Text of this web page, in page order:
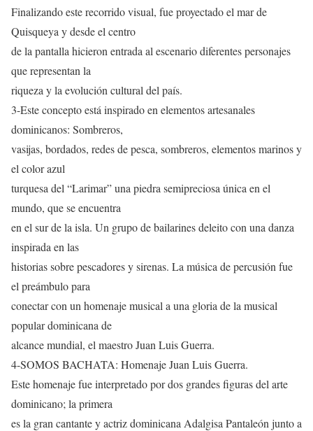
Finalizando este recorrido visual, fue proyectado el mar de
Quisqueya y desde el centro
de la pantalla hicieron entrada al escenario diferentes personajes
que representan la
riqueza y la evolución cultural del país.
3-Este concepto está inspirado en elementos artesanales
dominicanos: Sombreros,
vasijas, bordados, redes de pesca, sombreros, elementos marinos y
el color azul
turquesa del “Larimar” una piedra semipreciosa única en el
mundo, que se encuentra
en el sur de la isla. Un grupo de bailarines deleito con una danza
inspirada en las
historias sobre pescadores y sirenas. La música de percusión fue
el preámbulo para
conectar con un homenaje musical a una gloria de la musical
popular dominicana de
alcance mundial, el maestro Juan Luis Guerra.
4-SOMOS BACHATA: Homenaje Juan Luis Guerra.
Este homenaje fue interpretado por dos grandes figuras del arte
dominicano; la primera
es la gran cantante y actriz dominicana Adalgisa Pantaleón junto a